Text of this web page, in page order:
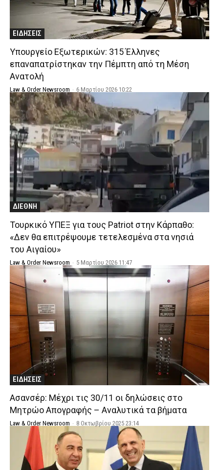
ΕΙΔΗΣΕΙΣ
Υπουργείο Εξωτερικών: 315 Έλληνες
επαναπατρίστηκαν την Πέμπτη από τη Μέση
Ανατολή
Law & Order Newsroom - 6 Μαρτίου 2026 10:22
ΔΙΕΘΝΗ
Τουρκικό ΥΠΕΞ για τους Patriot στην Κάρπαθο:
«Δεν θα επιτρέψουμε τετελεσμένα στα νησιά
του Αιγαίου»
Law & Order Newsroom - 5 Μαρτίου 2026 11:47
ΕΙΔΗΣΕΙΣ
Ασανσέρ: Μέχρι τις 30/11 οι δηλώσεις στο
Μητρώο Απογραφής – Αναλυτικά τα βήματα
Law & Order Newsroom - 8 Οκτωβρίου 2025 23:14